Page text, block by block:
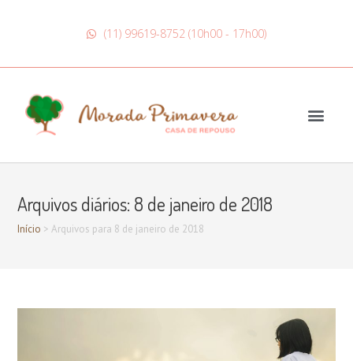
(11) 99619-8752 (10h00 - 17h00)
Arquivos diários: 8 de janeiro de 2018
Início >Arquivos para 8 de janeiro de 2018